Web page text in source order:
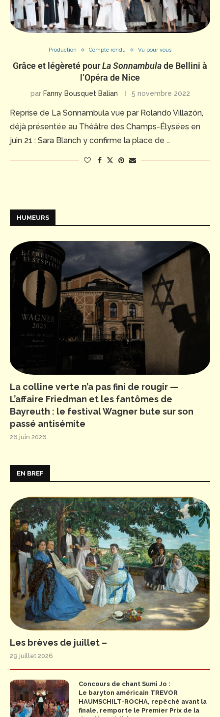
Production Compte rendu Vu pour vous
Grâce et légèreté pourLa Sonnambulade Bellini à
l’Opéra de Nice
par Fanny Bousquet Balian 5 novembre 2022
Reprise de La Sonnambula vue par Rolando Villazón,
déjà présentée au Théâtre des Champs-Élysées en
juin 21 : Sara Blanch y confirme la place de …
HUMEURS
La colline verte n’a pas fini de rougir —
L’affaire Friedman et les fantômes de
Bayreuth : le festival Wagner bute sur son
passé antisémite
26 juin 2026
EN BREF
Les brèves de juillet –
29 juillet 2026
Concours de chant Sumi Jo :
Le baryton américain TREVOR
HAUMSCHILT-ROCHA, repêché avant la
finale, remporte le Premier Prix de la